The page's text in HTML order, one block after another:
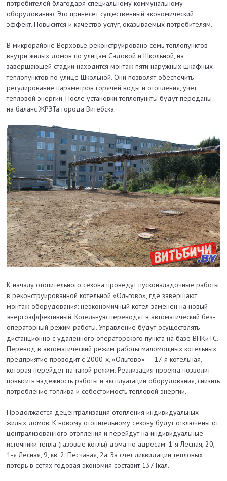
потребителей благодаря специальному коммунальному
оборудованию. Это принесет существенный экономический
эффект. Повысится и качество услуг, оказываемых потребителям.
В микрорайоне Верховье реконструировано семь теплопунктов
внутри жилых домов по улицам Садовой и Школьной, на
завершающей стадии находится монтаж пяти наружных шкафных
теплопунктов по улице Школьной. Они позволят обеспечить
регулирование параметров горячей воды и отопления, учет
тепловой энергии. После установки теплопункты будут переданы
на баланс ЖРЭТа города Витебска.
К началу отопительного сезона проведут пусконаладочные работы
в реконструированной котельной «Ольгово», где завершают
монтаж оборудования: неэкономичный котел заменен на новый
энергоэффективный. Котельную переводят в автоматический без­
операторный режим работы. Управление будут осуществлять
дистанционно с удаленного операторского пункта на базе ВПКиТС.
Перевод в автоматический режим работы маломощных котельных
предприятие проводит с 2000-х, «Ольгово» — 17-я котельная,
которая перейдет на такой режим. Реализация проекта позволит
повысить надежность работы и эксплуатации оборудования, снизить
потребление топлива и себестоимость тепловой энергии.
Продолжается децентрализация отопления индивидуальных
жилых домов. К новому отопительному сезону будут отключены от
централизованного отопления и перейдут на индивидуальные
источники тепла (газовые котлы) дома по адресам: 1-я Лесная, 20,
1-я Лесная, 9, кв. 2, Песчаная, 2а. За счет ликвидации тепловых
потерь в сетях годовая экономия составит 137 Гкал.